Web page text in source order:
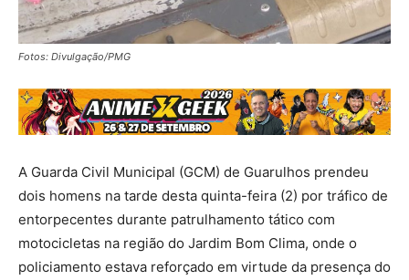
Fotos: Divulgação/PMG
A Guarda Civil Municipal (GCM) de Guarulhos prendeu
dois homens na tarde desta quinta-feira (2) por tráfico de
entorpecentes durante patrulhamento tático com
motocicletas na região do Jardim Bom Clima, onde o
policiamento estava reforçado em virtude da presença do